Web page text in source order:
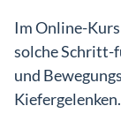
Im Online-Kurs
solche Schritt-
und
Kiefergelenken.